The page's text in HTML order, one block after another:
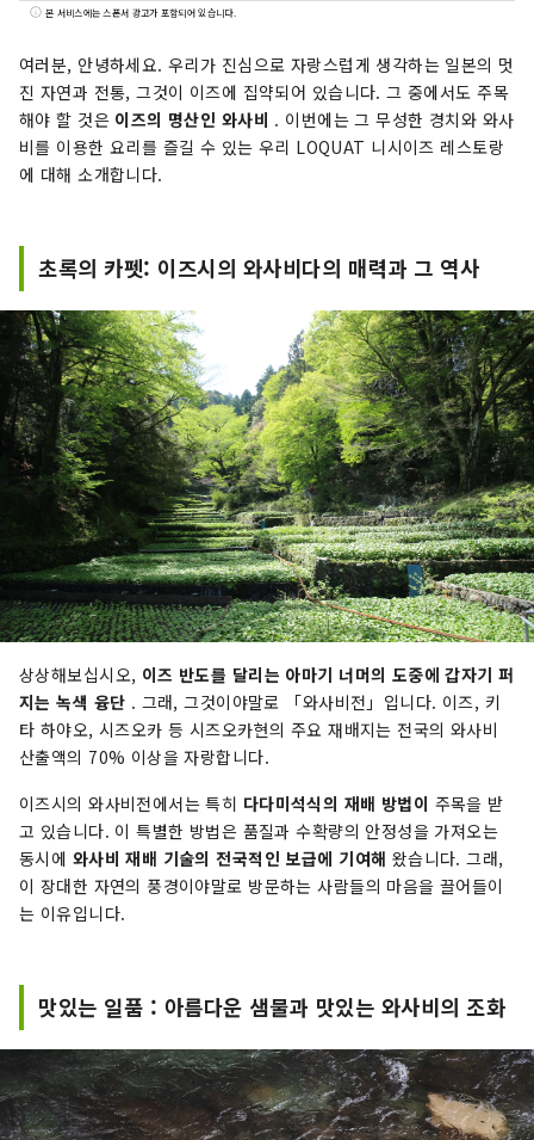
안에서 아직 자고 있는 것, 가치가 발견되지 않은 것
아트 작품으로 전달합니다.
본 서비스에는 스폰서 광고가 포함되어 있습니다.
여러분, 안녕하세요. 우리가 진심으로 자랑스럽게 생각하는 일본의 멋
진 자연과 전통, 그것이 이즈에 집약되어 ​​있습니다. 그 중에서도 주목
해야 할 것은 이즈의 명산인 와사비 . 이번에는 그 무성한 경치와 와사
비를 이용한 요리를 즐길 수 있는 우리 LOQUAT 니시이즈 레스토랑
에 대해 소개합니다.
초록의 카펫: 이즈시의 와사비다의 매력과 그 역사
상상해보십시오, 이즈 반도를 달리는 아마기 너머의 도중에 갑자기 퍼
지는 녹색 융단 . 그래, 그것이야말로 「와사비전」입니다. 이즈, 키
타 하야오, 시즈오카 등 시즈오카현의 주요 재배지는 전국의 와사비
산출액의 70% 이상을 자랑합니다.
이즈시의 와사비전에서는 특히 다다미석식의 재배 방법이 주목을 받
고 있습니다. 이 특별한 방법은 품질과 수확량의 안정성을 가져오는
동시에 와사비 재배 기술의 전국적인 보급에 기여해 왔습니다. 그래,
이 장대한 자연의 풍경이야말로 방문하는 사람들의 마음을 끌어들이
는 이유입니다.
맛있는 일품 : 아름다운 샘물과 맛있는 와사비의 조화